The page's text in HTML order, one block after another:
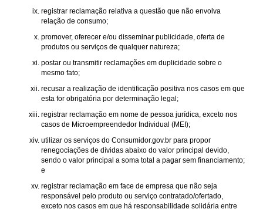
registrar reclamação relativa a questão que não envolva
relação de consumo;
promover, oferecer e/ou disseminar publicidade, oferta de
produtos ou serviços de qualquer natureza;
postar ou transmitir reclamações em duplicidade sobre o
mesmo fato;
recusar a realização de identificação positiva nos casos em que
esta for obrigatória por determinação legal;
registrar reclamação em nome de pessoa jurídica, exceto nos
casos de Microempreendedor Individual (MEI);
utilizar os serviços do Consumidor.gov.br para propor
renegociações de dívidas abaixo do valor principal devido,
sendo o valor principal a soma total a pagar sem financiamento;
e
registrar reclamação em face de empresa que não seja
responsável pelo produto ou serviço contratado/ofertado,
exceto nos casos em que há responsabilidade solidária entre